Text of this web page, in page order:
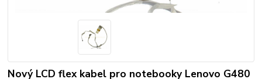
Nový LCD flex kabel pro notebooky Lenovo G480